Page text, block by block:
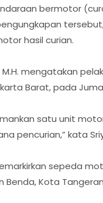
bermotor
hasil curian.
M.H. mengatakan
Barat, pada
satu unit
pencurian,” kata
sepeda
Kota